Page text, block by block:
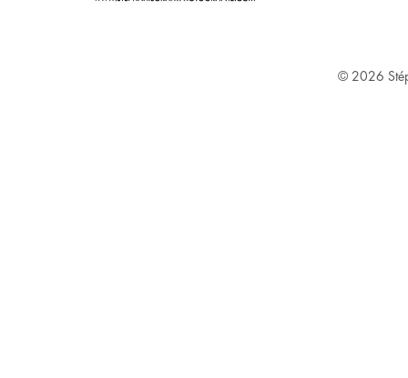
© 2026